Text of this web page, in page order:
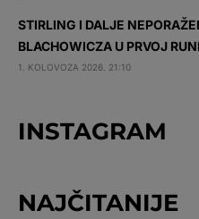
STIRLING I DALJE
BLACHOWICZA U PRVOJ
1. KOLOVOZA 2026. 21:10
INSTAGRAM
NAJČITANIJE